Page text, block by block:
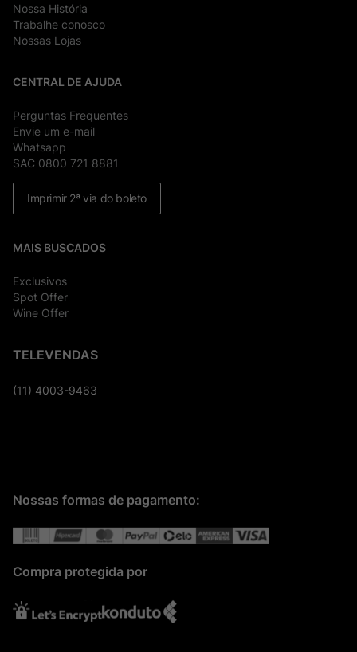
Nossa História
Trabalhe conosco
Nossas Lojas
CENTRAL DE AJUDA
Perguntas Frequentes
Envie um e-mail
Whatsapp
SAC 0800 721 8881
Imprimir 2ª via do boleto
MAIS BUSCADOS
Exclusivos
Spot Offer
Wine Offer
TELEVENDAS
(11) 4003-9463
Nossas formas de pagamento:
Compra protegida por